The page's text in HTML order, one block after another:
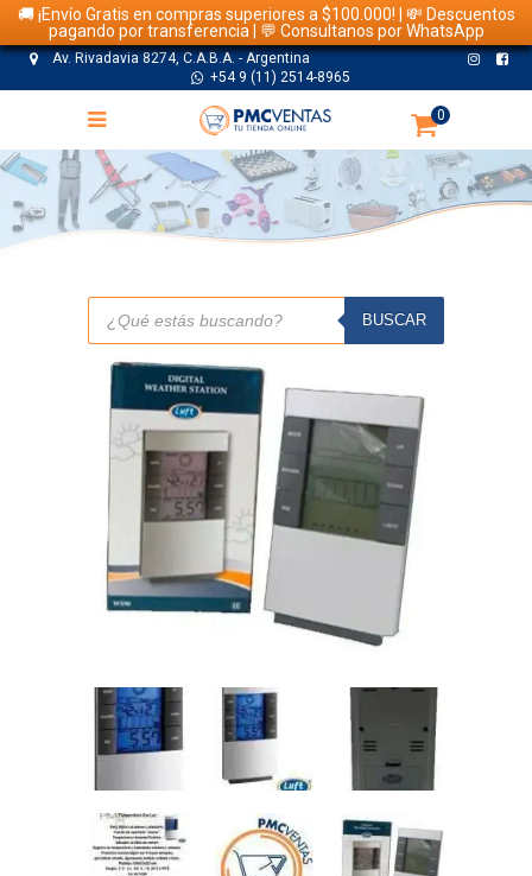
🚚 ¡Envío Gratis en compras superiores a $100.000! | 💸 Descuentos
pagando por transferencia | 💬 Consultanos por WhatsApp
Av. Rivadavia 8274, C.A.B.A. - Argentina
+54 9 (11) 2514-8965
0
TIENDA
Búsqueda
productos
BUSCAR